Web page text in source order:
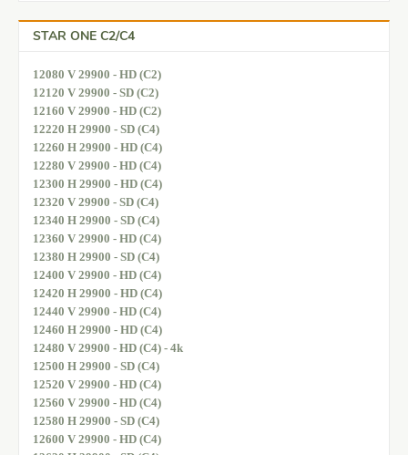
STAR ONE C2/C4
12080 V 29900 - HD (C2)
12120 V 29900 - SD (C2)
12160 V 29900 - HD (C2)
12220 H 29900 - SD (C4)
12260 H 29900 - HD (C4)
12280 V 29900 - HD (C4)
12300 H 29900 - HD (C4)
12320 V 29900 - SD (C4)
12340 H 29900 - SD (C4)
12360 V 29900 - HD (C4)
12380 H 29900 - SD (C4)
12400 V 29900 - HD (C4)
12420 H 29900 - HD (C4)
12440 V 29900 - HD (C4)
12460 H 29900 - HD (C4)
12480 V 29900 - HD (C4) - 4k
12500 H 29900 - SD (C4)
12520 V 29900 - HD (C4)
12560 V 29900 - HD (C4)
12580 H 29900 - SD (C4)
12600 V 29900 - HD (C4)